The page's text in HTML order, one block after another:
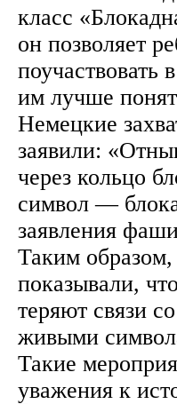
класс
он позволяет
поучаствовать
им лучше
Немецкие
заявили:
через кольцо
символ —
заявления
Таким
показывали,
теряют связи
живыми
Такие
уважения к